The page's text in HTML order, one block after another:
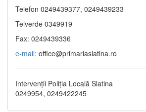
Telefon 0249439377, 0249439233
Telverde 0349919
Fax: 0249439336
e-mail: office@primariaslatina.ro
Intervenții Poliția Locală Slatina
0249954, 0249422245